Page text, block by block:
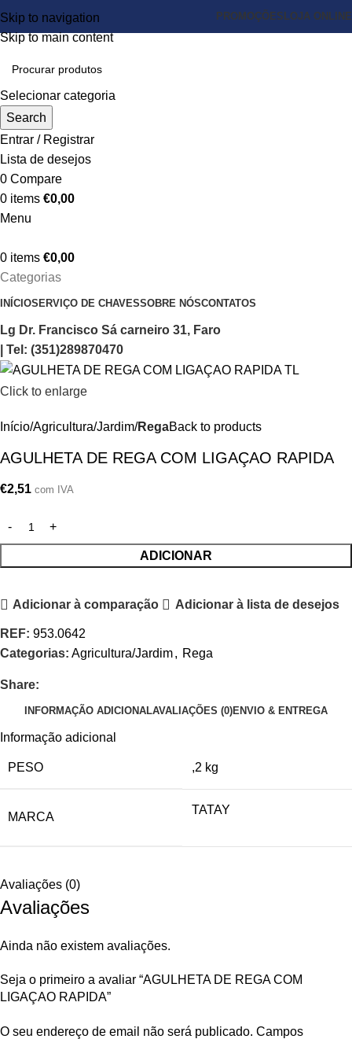
Skip to navigation
Skip to main content
PROMOÇÕES LOJA ONLINE
Selecionar categoria
Search
Entrar / Registrar
Lista de desejos
0 Compare
0 items €0,00
Menu
0 items €0,00
Categorias
INÍCIOSERVIÇO DE CHAVESSOBRE NÓSCONTATOS
Lg Dr. Francisco Sá carneiro 31, Faro
| Tel: (351)289870470
Click to enlarge
Início Agricultura/Jardim RegaBack to products
AGULHETA DE REGA COM LIGAÇAO RAPIDA
€2,51 com IVA
ADICIONAR
Adicionar à comparação Adicionar à lista de desejos
REF: 953.0642
Categorias: Agricultura/Jardim, Rega
Share:
INFORMAÇÃO ADICIONALAVALIAÇÕES (0)ENVIO & ENTREGA
Informação adicional
PESO ,2 kg
MARCA
TATAY
Avaliações (0)
Avaliações
Ainda não existem avaliações.
Seja o primeiro a avaliar “AGULHETA DE REGA COM
LIGAÇAO RAPIDA”
O seu endereço de email não será publicado. Campos